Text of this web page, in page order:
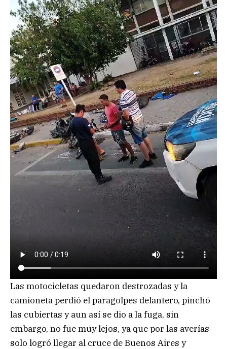
Las motocicletas quedaron destrozadas y la
camioneta perdió el paragolpes delantero, pinchó
las cubiertas y aun así se dio a la fuga, sin
embargo, no fue muy lejos, ya que por las averías
solo logró llegar al cruce de Buenos Aires y